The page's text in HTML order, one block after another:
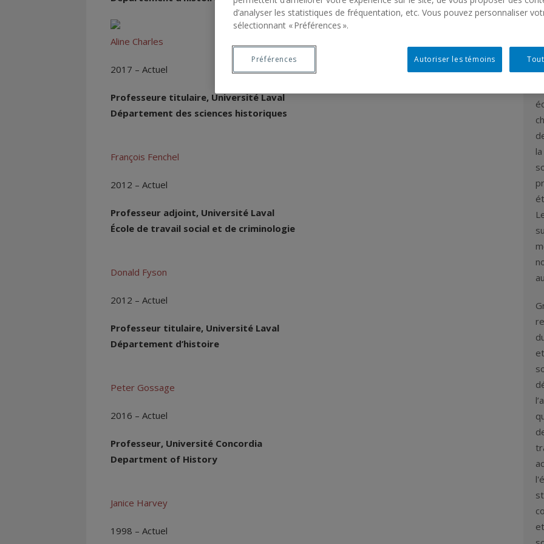
Aline Charles
2017 – Actuel
Professeure titulaire, Université Laval
Département des sciences historiques
François Fenchel
2012 – Actuel
Professeur adjoint, Université Laval
École de travail social et de criminologie
Donald Fyson
2012 – Actuel
Professeur titulaire, Université Laval
Département d’histoire
Peter Gossage
2016 – Actuel
Professeur, Université Concordia
Department of History
Janice Harvey
1998 – Actuel
d’analyser les statistiques de fréquentation, etc. Vous pouvez personnaliser
sélectionnant « Préférences ».
Autoriser les témoins
Préférences